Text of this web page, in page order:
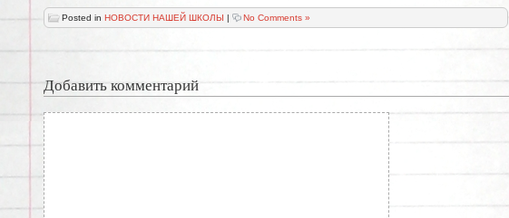
Posted in НОВОСТИ НАШЕЙ ШКОЛЫ | No Comments »
Добавить комментарий